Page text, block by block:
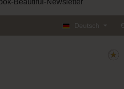
Beautiful-Newsletter
Deutsch €